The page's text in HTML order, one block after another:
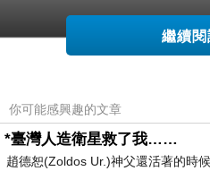
繼續閱
你可能感興趣的文章
*臺灣人造衛星救了我……
趙德恕(Zoldos Ur.)神父還活著的時